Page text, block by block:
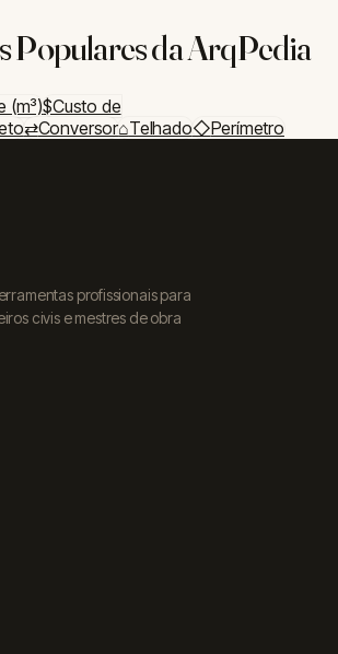
Populares da ArqPedia
(m³)$Custo de
⇄Conversor⌂Telhado◇Perímetro
profissionais para
civis e mestres de obra